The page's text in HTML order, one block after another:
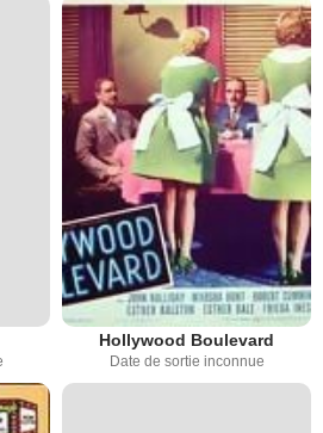
Hollywood Boulevard
Date de sortie inconnue